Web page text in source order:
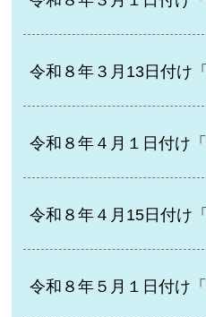
令和８年３月13日付け
令和８年４月１日付け
令和８年４月15日付け
令和８年５月１日付け